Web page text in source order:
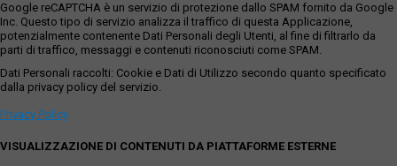
Google reCAPTCHA è un servizio di protezione dallo SPAM fornito da Google
Inc. Questo tipo di servizio analizza il traffico di questa Applicazione,
potenzialmente contenente Dati Personali degli Utenti, al fine di filtrarlo da
parti di traffico, messaggi e contenuti riconosciuti come SPAM.
Dati Personali raccolti: Cookie e Dati di Utilizzo secondo quanto specificato
dalla privacy policy del servizio.
Privacy Policy
VISUALIZZAZIONE DI CONTENUTI DA PIATTAFORME ESTERNE